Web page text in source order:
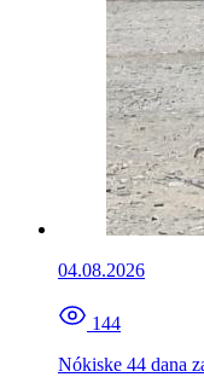
04.08.2026
144
Nókiske 44 dana